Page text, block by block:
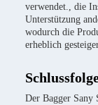
verwendet., die
Unterstützung
wodurch die
erheblich
Der Bagger Sany